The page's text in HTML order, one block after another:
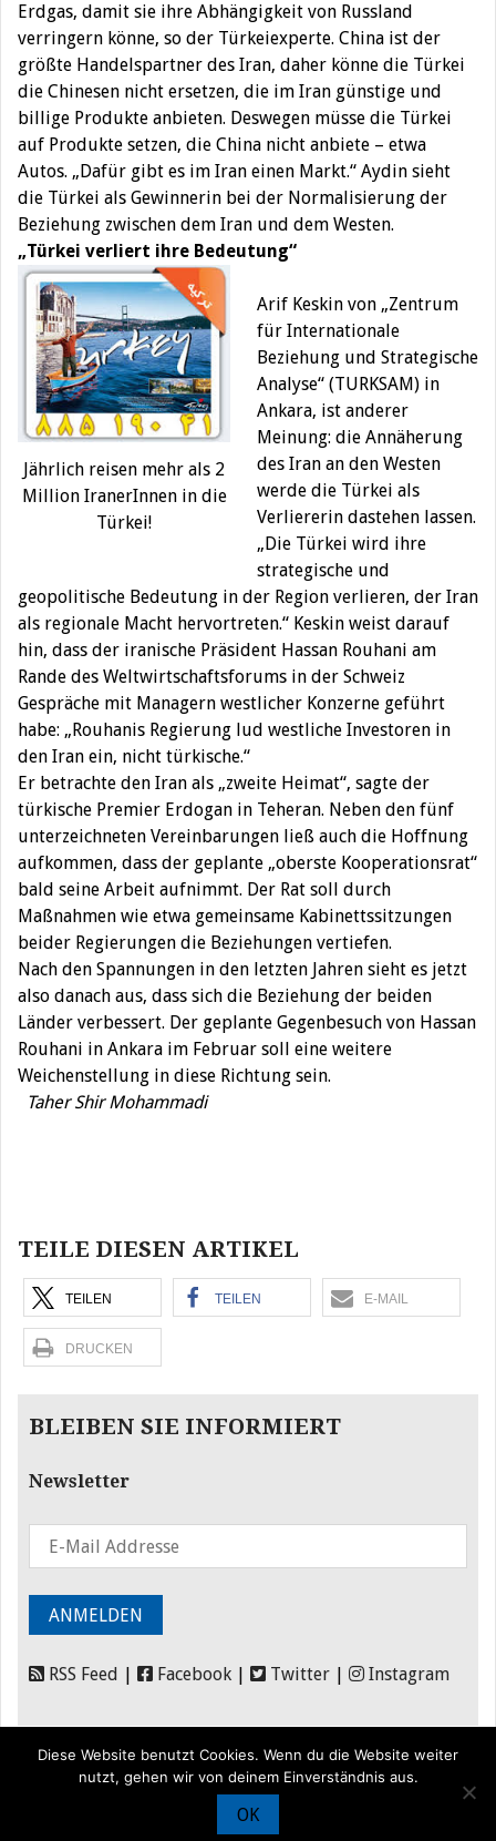
Erdgas, damit sie ihre Abhängigkeit von Russland
verringern könne, so der Türkeiexperte. China ist der
größte Handelspartner des Iran, daher könne die Türkei
die Chinesen nicht ersetzen, die im Iran günstige und
billige Produkte anbieten. Deswegen müsse die Türkei
auf Produkte setzen, die China nicht anbiete – etwa
Autos. „Dafür gibt es im Iran einen Markt.“ Aydin sieht
die Türkei als Gewinnerin bei der Normalisierung der
Beziehung zwischen dem Iran und dem Westen.
„Türkei verliert ihre Bedeutung“
Jährlich reisen mehr als 2
Million IranerInnen in die
Türkei!
Arif Keskin von „Zentrum
für Internationale
Beziehung und Strategische
Analyse“ (TURKSAM) in
Ankara, ist anderer
Meinung: die Annäherung
des Iran an den Westen
werde die Türkei als
Verliererin dastehen lassen.
„Die Türkei wird ihre
strategische und
geopolitische Bedeutung in der Region verlieren, der Iran
als regionale Macht hervortreten.“ Keskin weist darauf
hin, dass der iranische Präsident Hassan Rouhani am
Rande des Weltwirtschaftsforums in der Schweiz
Gespräche mit Managern westlicher Konzerne geführt
habe: „Rouhanis Regierung lud westliche Investoren in
den Iran ein, nicht türkische.“
Er betrachte den Iran als „zweite Heimat“, sagte der
türkische Premier Erdogan in Teheran. Neben den fünf
unterzeichneten Vereinbarungen ließ auch die Hoffnung
aufkommen, dass der geplante „oberste Kooperationsrat“
bald seine Arbeit aufnimmt. Der Rat soll durch
Maßnahmen wie etwa gemeinsame Kabinettssitzungen
beider Regierungen die Beziehungen vertiefen.
Nach den Spannungen in den letzten Jahren sieht es jetzt
also danach aus, dass sich die Beziehung der beiden
Länder verbessert. Der geplante Gegenbesuch von Hassan
Rouhani in Ankara im Februar soll eine weitere
Weichenstellung in diese Richtung sein.
Taher Shir Mohammadi
TEILE DIESEN ARTIKEL
TEILEN TEILEN E-MAIL
DRUCKEN
BLEIBEN SIE INFORMIERT
Newsletter
RSS Feed Facebook Twitter Instagram
Förderung|
Diese Website benutzt Cookies. Wenn du die Website weiter
nutzt, gehen wir von deinem Einverständnis aus.
OK